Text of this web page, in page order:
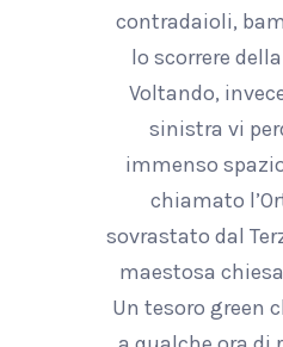
contradaioli,
lo scorrere
Voltando,
sinistra vi
immenso
chiamato
sovrastato dal
maestosa
Un tesoro green